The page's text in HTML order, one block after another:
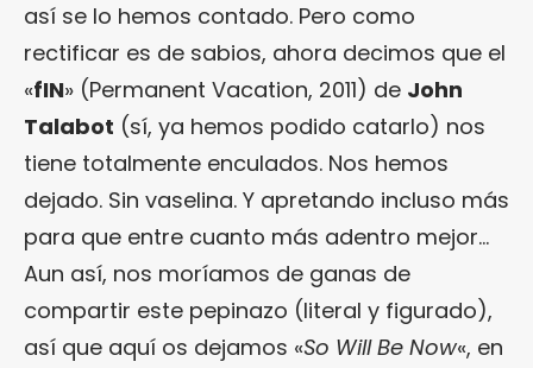
así se lo hemos contado. Pero como
rectificar es de sabios, ahora decimos que el
«fIN» (Permanent Vacation, 2011) de John
Talabot (sí, ya hemos podido catarlo) nos
tiene totalmente enculados. Nos hemos
dejado. Sin vaselina. Y apretando incluso más
para que entre cuanto más adentro mejor…
Aun así, nos moríamos de ganas de
compartir este pepinazo (literal y figurado),
así que aquí os dejamos «So Will Be Now«, en